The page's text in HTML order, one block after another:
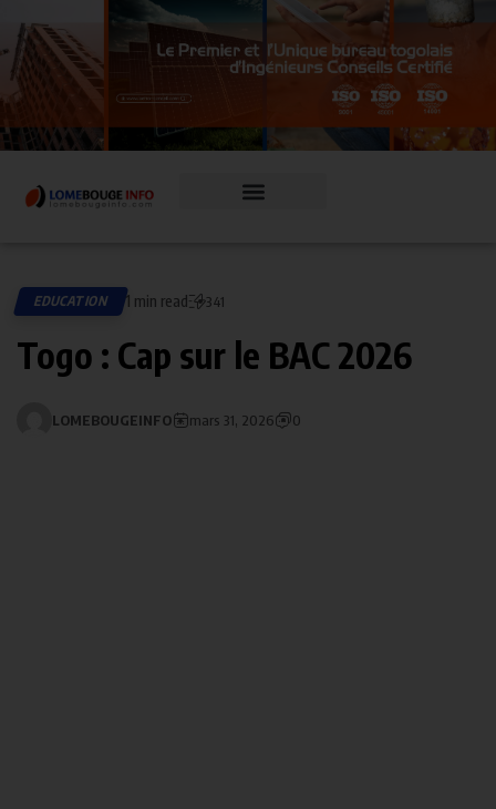
EDUCATION 1 min read 341
Togo : Cap sur le BAC 2026
LOMEBOUGEINFO mars 31, 2026 0